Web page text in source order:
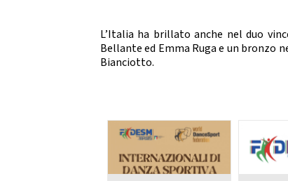
SAFEGUARDING
Policy
CONTATTI
ASSEMBLEA NAZIONALE
L’Italia ha brillato anche nel duo
Bellante ed Emma Ruga e un bronzo
Bianciotto.